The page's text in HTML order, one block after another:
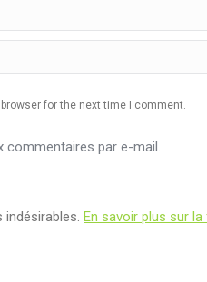
for the next time I comment.
commentaires par e-mail.
En savoir plus sur